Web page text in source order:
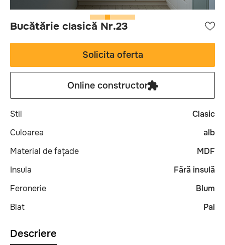
Bucătărie clasică Nr.23
Solicita oferta
Online constructor
Stil
Clasic
Culoarea
alb
Material de fațade
MDF
Insula
Fără insulă
Feronerie
Blum
Blat
Pal
Descriere